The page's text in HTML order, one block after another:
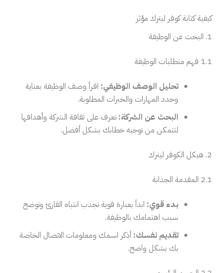
كيفية كتابة كوفر ليترك مؤثر
1. البحث عن الوظيفة
1.1 فهم متطلبات الوظيفة
تحليل الوصف الوظيفي: اقرأ وصف الوظيفة بعناية
وحدد المهارات والخبرات المطلوبة.
البحث عن الشركة: تعرف على ثقافة الشركة وأهدافها
لتتمكن من توجيه خطابك بشكل أفضل.
2. هيكل الكوفر ليترك
2.1 المقدمة الجذابة
بدء قوي: ابدأ بعبارة قوية تجذب انتباه القارئ وتوضح
سبب اهتمامك بالوظيفة.
تقديم نفسك: أذكر اسمك ومعلومات الاتصال الخاصة
بك بشكل واضح.